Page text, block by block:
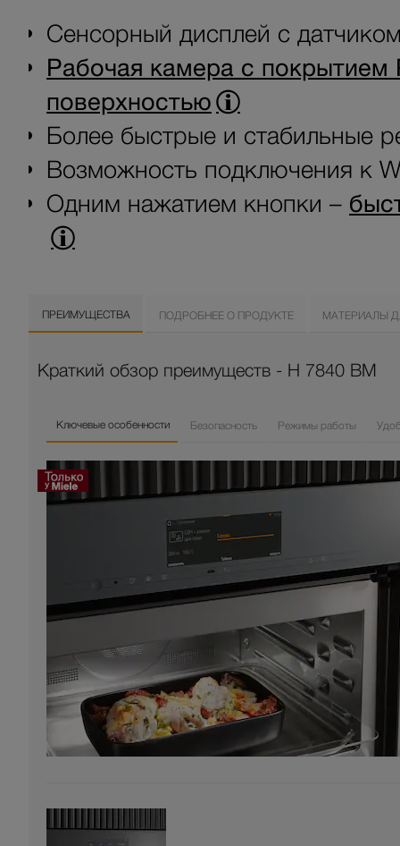
Сенсорный дисплей с
Рабочая камера с
поверхностью
Более быстрые и стабильные
Возможность подключения к
Одним нажатием кнопки –
ПРЕИМУЩЕСТВА ПОДРОБНЕЕ О ПРОДУКТЕ МАТЕРИАЛЫ
Краткий обзор преимуществ - H 7840 BM
Ключевые особенности Безопасность Режимы работы